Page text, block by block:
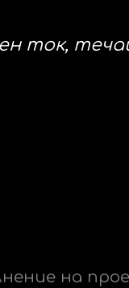
ток,
на